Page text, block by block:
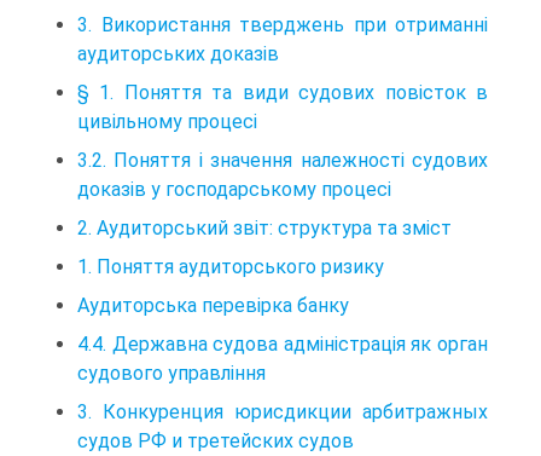
3. Використання тверджень при отриманні
аудиторських доказів
§ 1. Поняття та види судових повісток в
цивільному процесі
3.2. Поняття і значення належності судових
доказів у господарському процесі
2. Аудиторський звіт: структура та зміст
1. Поняття аудиторського ризику
Аудиторська перевірка банку
4.4. Державна судова адміністрація як орган
судового управління
3. Конкуренция юрисдикции арбитражных
судов РФ и третейских судов